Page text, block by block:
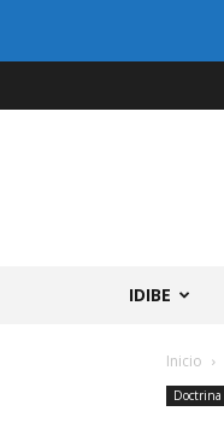
IDIBE
Inicio
Doctrina